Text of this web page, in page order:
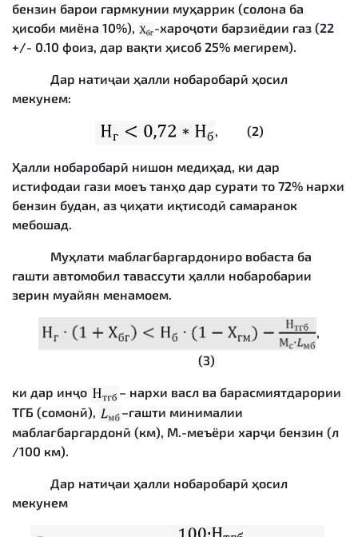
бензин барои гармкунии муҳаррик (солона ба
ҳисоби миёна 10%),
-хароҷоти барзиёдии газ (22
+/- 0.10 фоиз, дар вақти ҳисоб 25% мегирем).
Дар натиҷаи ҳалли нобаробарӣ ҳосил
мекунем:
, (2)
Ҳалли нобаробарӣ нишон медиҳад, ки дар
истифодаи гази моеъ танҳо дар сурати то 72% нархи
бензин будан, аз ҷиҳати иқтисодӣ самаранок
мебошад.
Муҳлати маблағбаргардониро вобаста ба
гашти автомобил тавассути ҳалли нобаробарии
зерин муайян менамоем.
,
(3)
ки дар инҷо
– нархи васл ва барасмиятдарории
ТГБ (сомонӣ),
–гашти минималии
маблағбаргардонӣ (км), М.-меъёри харҷи бензин (л
/100 км).
Дар натиҷаи ҳалли нобаробарӣ ҳосил
мекунем